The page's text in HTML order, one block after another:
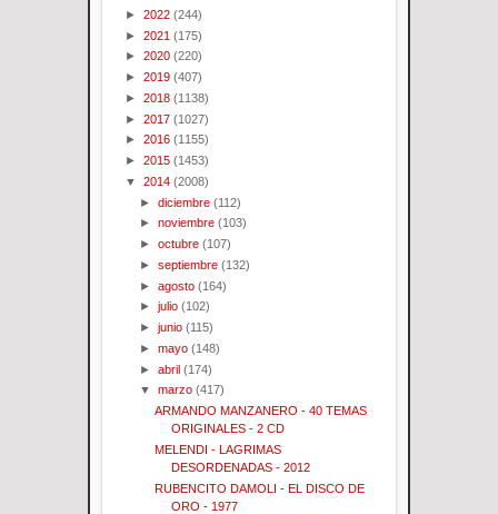
► 2022 (244)
► 2021 (175)
► 2020 (220)
► 2019 (407)
► 2018 (1138)
► 2017 (1027)
► 2016 (1155)
► 2015 (1453)
▼ 2014 (2008)
►diciembre (112)
►noviembre (103)
►octubre (107)
►septiembre (132)
►agosto (164)
►julio (102)
►junio (115)
►mayo (148)
►abril (174)
▼marzo (417)
ARMANDO MANZANERO - 40 TEMAS
ORIGINALES - 2 CD
MELENDI - LAGRIMAS
DESORDENADAS - 2012
RUBENCITO DAMOLI - EL DISCO DE
ORO - 1977